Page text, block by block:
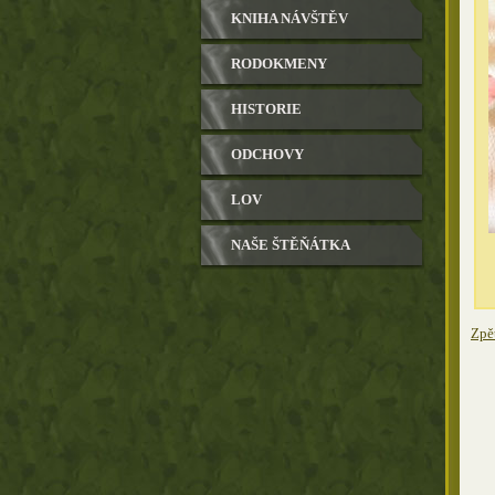
KNIHA NÁVŠTĚV
RODOKMENY
HISTORIE
ODCHOVY
LOV
NAŠE ŠTĚŇÁTKA